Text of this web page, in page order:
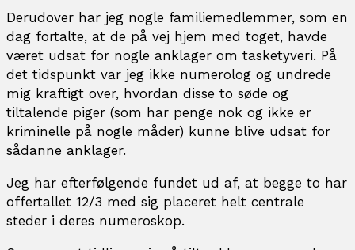
Derudover har jeg nogle familiemedlemmer, som en
dag fortalte, at de på vej hjem med toget, havde
været udsat for nogle anklager om tasketyveri. På
det tidspunkt var jeg ikke numerolog og undrede
mig kraftigt over, hvordan disse to søde og
tiltalende piger (som har penge nok og ikke er
kriminelle på nogle måder) kunne blive udsat for
sådanne anklager.
Jeg har efterfølgende fundet ud af, at begge to har
offertallet 12/3 med sig placeret helt centrale
steder i deres numeroskop.